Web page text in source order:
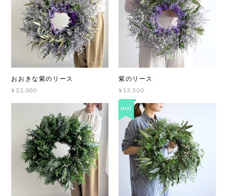
おおきな紫のリース
¥22,000
紫のリース
¥13,500